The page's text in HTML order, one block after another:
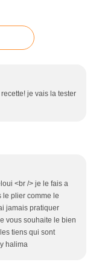
je vais la tester
<br /> je le fais a
le plier comme le
jamais pratiquer
vous souhaite le bien
tiens qui sont
halima